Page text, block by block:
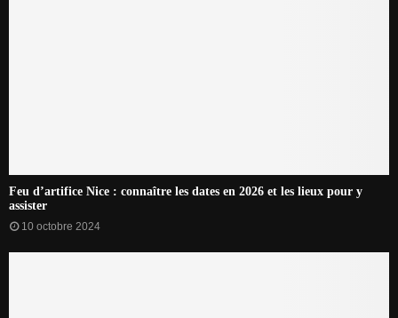
Feu d’artifice Nice : connaître les dates en 2026 et les lieux pour y
assister
10 octobre 2024